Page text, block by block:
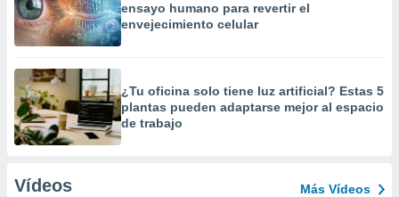
ensayo humano para revertir el
envejecimiento celular
¿Tu oficina solo tiene luz artificial? Estas 5
plantas pueden adaptarse mejor al espacio
de trabajo
Vídeos Más Vídeos